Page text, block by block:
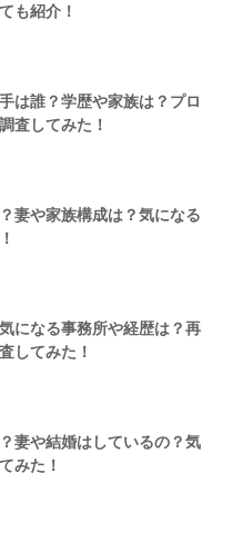
も紹介！
は誰？学歴や家族は？プロ
査してみた！
妻や家族構成は？気になる
になる事務所や経歴は？再
してみた！
妻や結婚はしているの？気
みた！